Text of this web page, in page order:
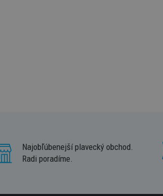
Najobľúbenejší plavecký obchod.
Radi poradíme.